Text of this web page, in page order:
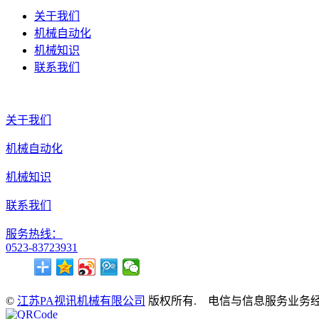
关于我们
机械自动化
机械知识
联系我们
关于我们
机械自动化
机械知识
联系我们
服务热线：
0523-83723931
© 江苏PA视讯机械有限公司 版权所有. 电信与信息服务业务经